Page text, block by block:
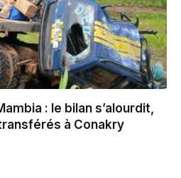
: le bilan s’alourdit,
à Conakry